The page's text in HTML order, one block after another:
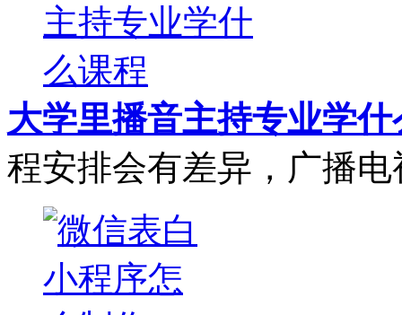
大学里播音主持专业学什
程安排会有差异，广播